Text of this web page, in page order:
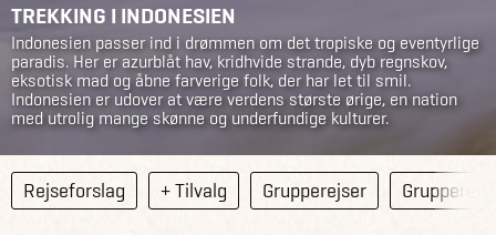
TREKKING I INDONESIEN
Indonesien passer ind i drømmen om det tropiske og eventyrlige
paradis. Her er azurblåt hav, kridhvide strande, dyb regnskov,
eksotisk mad og åbne farverige folk, der har let til smil.
Indonesien er udover at være verdens største ørige, en nation
med utrolig mange skønne og underfundige kulturer.
Rejseforslag + Tilvalg Grupperejser